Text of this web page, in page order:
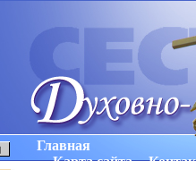
Главная
Карта сайта